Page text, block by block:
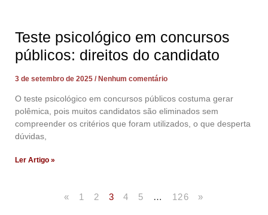
Teste psicológico em concursos
públicos: direitos do candidato
3 de setembro de 2025 Nenhum comentário
O teste psicológico em concursos públicos costuma gerar
polêmica, pois muitos candidatos são eliminados sem
compreender os critérios que foram utilizados, o que desperta
dúvidas,
Ler Artigo »
« 1 2 3 4 5 … 126 »